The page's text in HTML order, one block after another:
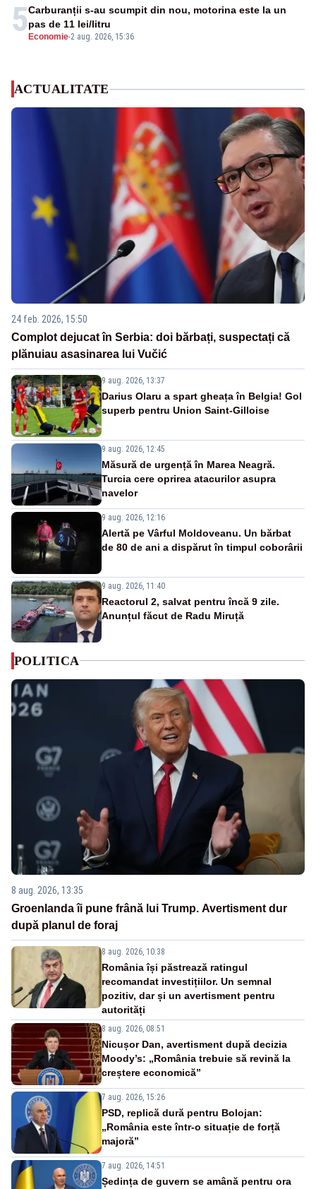
5 Economie-2 aug. 2026, 15:36
Carburanții s-au scumpit din nou, motorina este la un
pas de 11 lei/litru
ACTUALITATE
24 feb. 2026, 15:50
Complot dejucat în Serbia: doi bărbați, suspectați că
plănuiau asasinarea lui Vučić
9 aug. 2026, 13:37
Darius Olaru a spart gheața în Belgia! Gol
superb pentru Union Saint-Gilloise
9 aug. 2026, 12:45
Măsură de urgență în Marea Neagră.
Turcia cere oprirea atacurilor asupra
navelor
9 aug. 2026, 12:16
Alertă pe Vârful Moldoveanu. Un bărbat
de 80 de ani a dispărut în timpul coborârii
9 aug. 2026, 11:40
Reactorul 2, salvat pentru încă 9 zile.
Anunțul făcut de Radu Miruță
POLITICA
8 aug. 2026, 13:35
Groenlanda îi pune frână lui Trump. Avertisment dur
după planul de foraj
8 aug. 2026, 10:38
România își păstrează ratingul
recomandat investițiilor. Un semnal
pozitiv, dar și un avertisment pentru
autorități
8 aug. 2026, 08:51
Nicușor Dan, avertisment după decizia
Moody’s: „România trebuie să revină la
creștere economică”
7 aug. 2026, 15:26
PSD, replică dură pentru Bolojan:
„România este într-o situație de forță
majoră”
7 aug. 2026, 14:51
Ședința de guvern se amână pentru ora